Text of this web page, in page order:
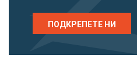
ПОДКРЕПЕТЕ НИ